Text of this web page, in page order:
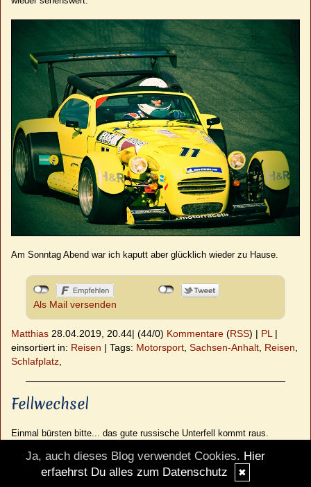
Am Sonntag Abend war ich kaputt aber glücklich wieder zu Hause.
Als Mail versenden
Matthias 28.04.2019, 20.44| (44/0) Kommentare (RSS) | PL |
einsortiert in: Reisen | Tags: Motorsport Sachsen-Anhalt Reisen
Schlafplatz
Fellwechsel
Einmal bürsten bitte... das gute russische Unterfell kommt raus.
Ja, auch dieses Blog verwendet Cookies. Hier
erfaehrst Du alles zum Datenschutz
✖